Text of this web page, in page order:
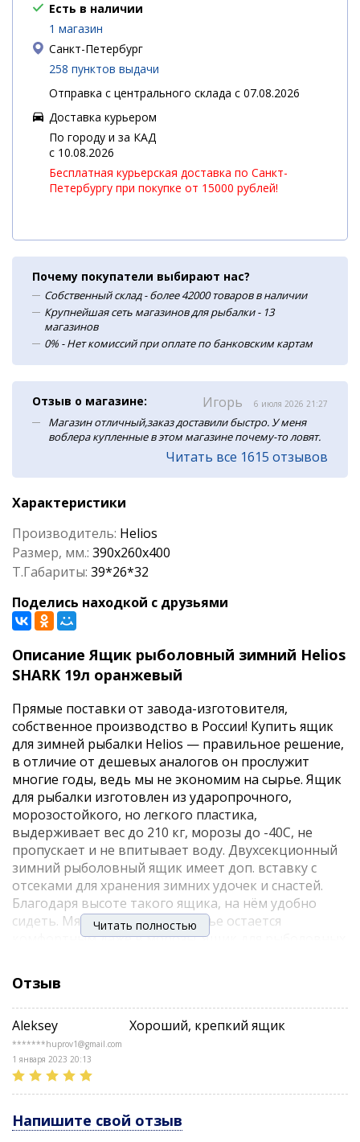
Есть в наличии
1 магазин
Санкт-Петербург
258 пунктов выдачи
Отправка с центрального склада с 07.08.2026
Доставка курьером
По городу и за КАД
c 10.08.2026
Бесплатная курьерская доставка по Санкт-
Петербургу при покупке от 15000 рублей!
Почему покупатели выбирают нас?
Собственный склад - более 42000 товаров в наличии
Крупнейшая сеть магазинов для рыбалки - 13
магазинов
0% - Нет комиссий при оплате по банковским картам
Отзыв о магазине: Игорь 6 июля 2026 21:27
Магазин отличный,заказ доставили быстро. У меня
воблера купленные в этом магазине почему-то ловят.
Читать все 1615 отзывов
Характеристики
Производитель: Helios
Размер, мм.: 390x260x400
Т.Габариты: 39*26*32
Поделись находкой с друзьями
Описание Ящик рыболовный зимний Helios
SHARK 19л оранжевый
Прямые поставки от завода-изготовителя,
собственное производство в России! Купить ящик
для зимней рыбалки Helios — правильное решение,
в отличие от дешевых аналогов он прослужит
многие годы, ведь мы не экономим на сырье. Ящик
для рыбалки изготовлен из ударопрочного,
морозостойкого, но легкого пластика,
выдерживает вес до 210 кг, морозы до -40С, не
пропускает и не впитывает воду. Двухсекционный
зимний рыболовный ящик имеет доп. вставку с
отсеками для хранения зимних удочек и снастей.
Благодаря высоте такого ящика, на нём удобно
сидеть. Мягкое и теплое сиденье остается
комфортным даже в морозы. Ящик для рыболовных
предназначен для рыболовных аксессуаров,
термоса, удобен для перевозки улова, легко моется.
Внутри крышки-сиденья есть 4 коробочки для
хранения приманок и мелких аксессуаров.
Рекомендуемая нагрузка - до 130 кг, максимальная -
210 кг.
Объем: 19 л.
Читать полностью
Отзыв
Aleksey
*******huprov1@gmail.com
1 января 2023 20:13
Хороший, крепкий ящик
Напишите свой отзыв